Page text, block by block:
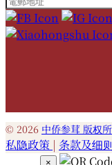
© 2026 中侨参茸 版权所
私隐政策 | 条款及细
×